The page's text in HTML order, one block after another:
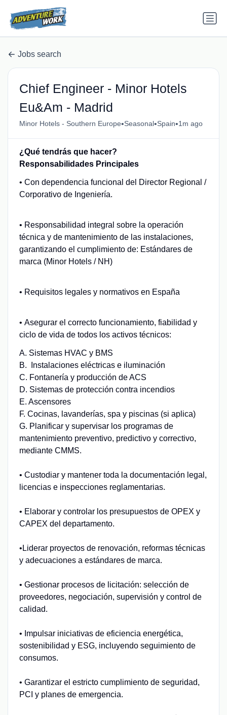
Jobs search
Chief Engineer - Minor Hotels
Eu&Am - Madrid
Minor Hotels - Southern Europe•Seasonal•Spain•1m ago
¿Qué tendrás que hacer?
Responsabilidades Principales
• Con dependencia funcional del Director Regional /
Corporativo de Ingeniería.
• Responsabilidad integral sobre la operación
técnica y de mantenimiento de las instalaciones,
garantizando el cumplimiento de: Estándares de
marca (Minor Hotels / NH)
• Requisitos legales y normativos en España
• Asegurar el correcto funcionamiento, fiabilidad y
ciclo de vida de todos los activos técnicos:
A. Sistemas HVAC y BMS
B. Instalaciones eléctricas e iluminación
C. Fontanería y producción de ACS
D. Sistemas de protección contra incendios
E. Ascensores
F. Cocinas, lavanderías, spa y piscinas (si aplica)
G. Planificar y supervisar los programas de
mantenimiento preventivo, predictivo y correctivo,
mediante CMMS.
• Custodiar y mantener toda la documentación legal,
licencias e inspecciones reglamentarias.
• Elaborar y controlar los presupuestos de OPEX y
CAPEX del departamento.
•Liderar proyectos de renovación, reformas técnicas
y adecuaciones a estándares de marca.
• Gestionar procesos de licitación: selección de
proveedores, negociación, supervisión y control de
calidad.
• Impulsar iniciativas de eficiencia energética,
sostenibilidad y ESG, incluyendo seguimiento de
consumos.
• Garantizar el estricto cumplimiento de seguridad,
PCI y planes de emergencia.